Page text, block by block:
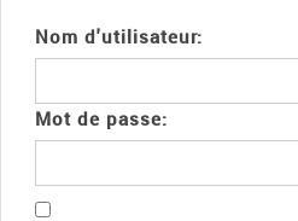
Nom d'utilisateur:
Mot de passe: